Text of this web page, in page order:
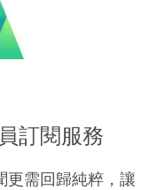
訂閱服務
更需回歸純粹，讓